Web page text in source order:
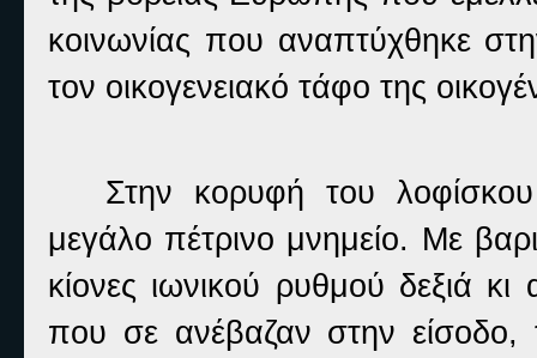
κοινωνίας που αναπτύχθηκε
τον οικογενειακό τάφο της
Στην κορυφή του
μεγάλο πέτρινο μνημείο. Με
κίονες ιωνικού ρυθμού δεξιά
που σε ανέβαζαν στην είσοδο,